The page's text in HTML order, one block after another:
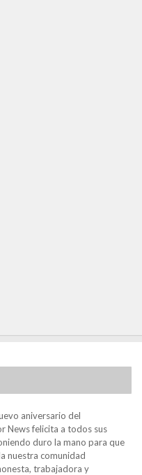
aniversario del
News felicita a todos sus
duro la mano para que
nuestra comunidad
trabajadora y